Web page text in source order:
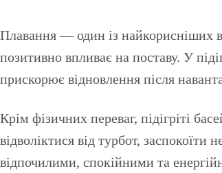
Плавання — один із найкорисніших
позитивно впливає на поставу. У
прискорює відновлення після
Крім фізичних переваг, підігріті
відволіктися від турбот, заспокоїти
відпочилими, спокійними та